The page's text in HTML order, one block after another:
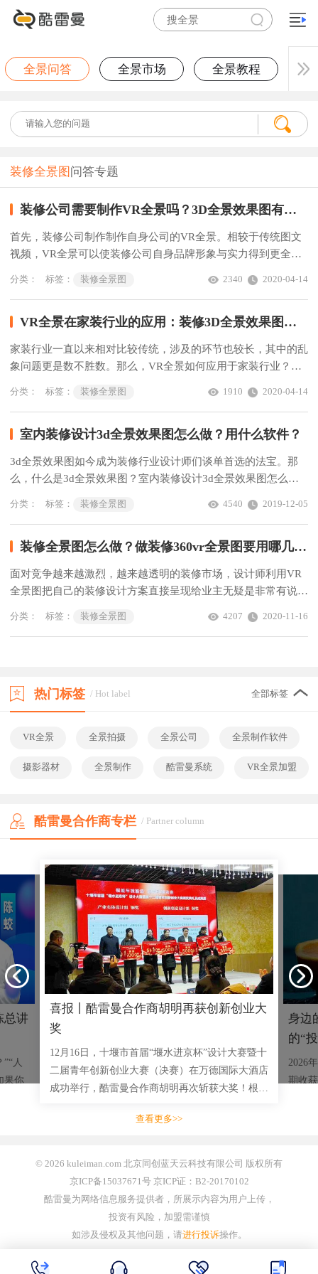
全景问答 全景市场 全景教程
装修全景图 问答专题
装修公司需要制作VR全景吗？3D全景效果图有何优势？
首先，装修公司制作制作自身公司的VR全景。相较于传统图文
视频，VR全景可以使装修公司自身品牌形象与实力得到更全面
分类： 标签： 装修全景图 2020-04-14
2340
VR全景在家装行业的应用：装修3D全景效果图有何意义？
家装行业一直以来相对比较传统，涉及的环节也较长，其中的乱
象问题更是数不胜数。那么，VR全景如何应用于家装行业？装
分类： 标签： 装修全景图 2020-04-14
1910
室内装修设计3d全景效果图怎么做？用什么软件？
3d全景效果图如今成为装修行业设计师们谈单首选的法宝。那
么，什么是3d全景效果图？室内装修设计3d全景效果图怎么
分类： 标签： 装修全景图 2019-12-05
4540
装修全景图怎么做？做装修360vr全景图要用哪几个软件?
面对竞争越来越激烈，越来越透明的装修市场，设计师利用VR
全景图把自己的装修设计方案直接呈现给业主无疑是非常有说服
360vr全景图需要用哪几个软件?
分类： 标签： 装修全景图 2020-11-16
4207
热门标签 / Hot label 全部标签
VR全景 全景拍摄 全景公司 全景制作软件
摄影器材 全景制作 酷雷曼系统 VR全景加盟
酷雷曼合作商专栏 / Partner column
总讲
人
果你
喜报丨酷雷曼合作商胡明再获创新创业大
奖
12月16日，十堰市首届“堰水进京杯”设计大赛暨十
二届青年创新创业大赛（决赛）在万德国际大酒店
成功举行，酷雷曼合作商胡明再次斩获大奖！根据
业开展对接会；对优质项�
身边
的“
2026
期收
查看更多>>
© 2026 kuleiman.com 北京同创蓝天云科技有限公司 版权所有
京ICP备15037671号 京ICP证：B2-20170102
酷雷曼为网络信息服务提供者，所展示内容为用户上传，
投资有风险，加盟需谨慎
如涉及侵权及其他问题，请进行投诉操作。